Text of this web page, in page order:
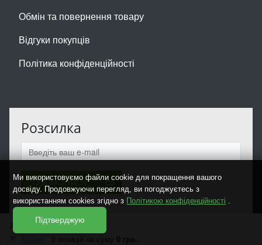
Обмін та повернення товару
Відгуки покупців
Політика конфіденційності
Розсилка
ПІДПИСАТИСЯ
Увійти Реєстрація
Ми використовуємо файли cookie для покращення вашого
досвіду. Продовжуючи перегляд, ви погоджуєтесь з
використанням cookies згідно з Політикою конфіденційності .
Підтверджую